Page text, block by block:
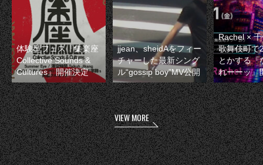
体験型フェス『集楽座
Collective Sounds &
Cultures』開催決定
jjean、sheidAをフィー
チャーした最新シング
ル“gossip boy”MV公開
Rachel ×
歌舞伎町で
とかする『
れーーッ』
VIEW MORE